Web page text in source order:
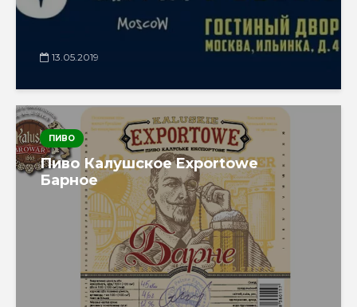
13.05.2019
ПИВО
Пиво Калушское Exportowe
Барное